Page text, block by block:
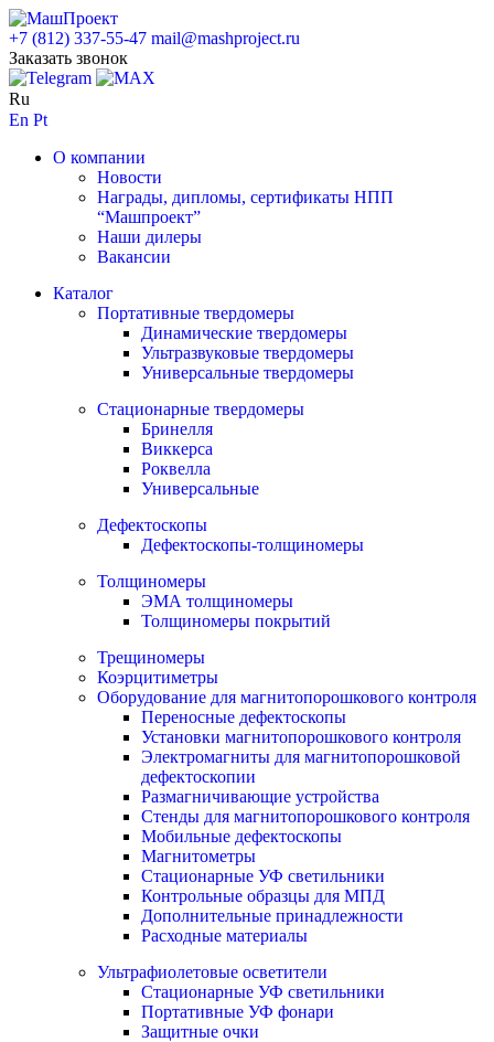
+7 (812) 337-55-47 mail@mashproject.ru
Заказать звонок
Ru
En Pt
О компании
Новости
Награды, дипломы, сертификаты НПП
“Машпроект”
Наши дилеры
Вакансии
Каталог
Портативные твердомеры
Динамические твердомеры
Ультразвуковые твердомеры
Универсальные твердомеры
Стационарные твердомеры
Бринелля
Виккерса
Роквелла
Универсальные
Дефектоскопы
Дефектоскопы-толщиномеры
Толщиномеры
ЭМА толщиномеры
Толщиномеры покрытий
Трещиномеры
Коэрцитиметры
Оборудование для магнитопорошкового контроля
Переносные дефектоскопы
Установки магнитопорошкового контроля
Электромагниты для магнитопорошковой
дефектоскопии
Размагничивающие устройства
Стенды для магнитопорошкового контроля
Мобильные дефектоскопы
Магнитометры
Стационарные УФ светильники
Контрольные образцы для МПД
Дополнительные принадлежности
Расходные материалы
Ультрафиолетовые осветители
Стационарные УФ светильники
Портативные УФ фонари
Защитные очки